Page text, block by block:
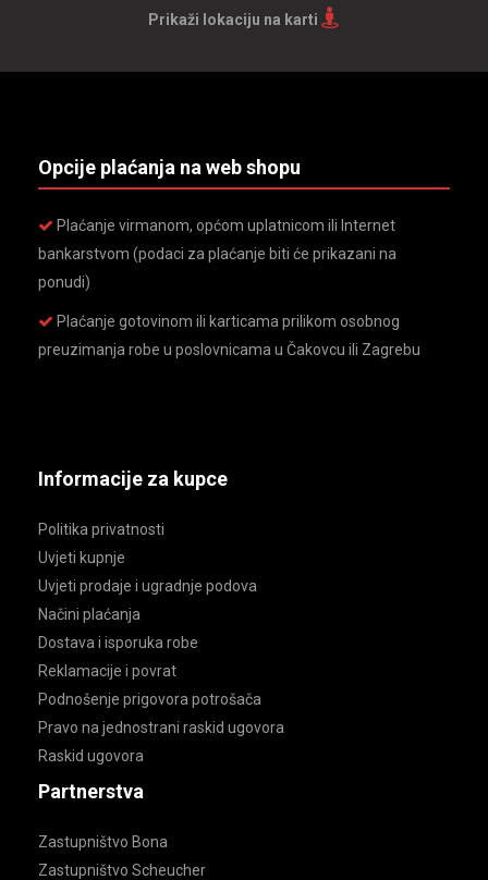
Prikaži lokaciju na karti
Opcije plaćanja na web shopu
Plaćanje virmanom, općom uplatnicom ili Internet
bankarstvom (podaci za plaćanje biti će prikazani na
ponudi)
Plaćanje gotovinom ili karticama prilikom osobnog
preuzimanja robe u poslovnicama u Čakovcu ili Zagrebu
Informacije za kupce
Politika privatnosti
Uvjeti kupnje
Uvjeti prodaje i ugradnje podova
Načini plaćanja
Dostava i isporuka robe
Reklamacije i povrat
Podnošenje prigovora potrošača
Pravo na jednostrani raskid ugovora
Raskid ugovora
Partnerstva
Zastupništvo Bona
Zastupništvo Scheucher